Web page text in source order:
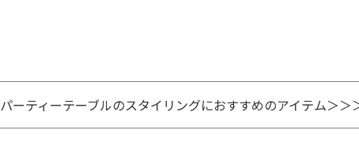
パーティーテーブルのスタイリングにおすすめのアイテム＞＞